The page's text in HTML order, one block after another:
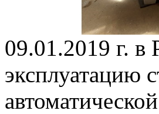
09.01.2019 г. в
эксплуатацию